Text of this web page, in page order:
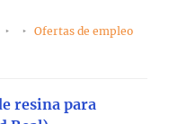
Ofertas de empleo
resina para